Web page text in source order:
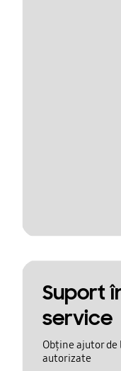
Suport
service
Obține ajutor
autorizate